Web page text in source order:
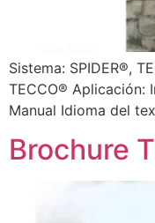
Sistema: SPIDER®,
TECCO® Aplicación:
Manual Idioma del
Brochure